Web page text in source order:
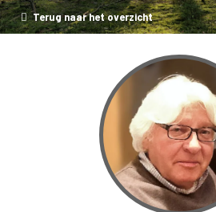
Terug naar het overzicht